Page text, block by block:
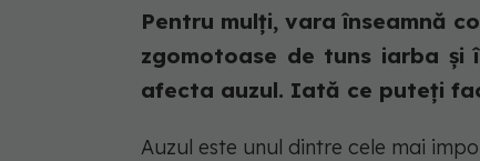
Pentru mulți, vara înseamnă
zgomotoase de tuns iarba
afecta auzul. Iată ce puteți
Auzul este unul dintre cele mai